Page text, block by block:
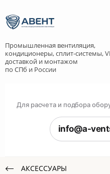
Промышленная вентиляция,
кондиционеры, сплит-системы,
доставкой и монтажом
по СПб и России
Для расчета и подбора
info@a-
АКСЕССУАРЫ